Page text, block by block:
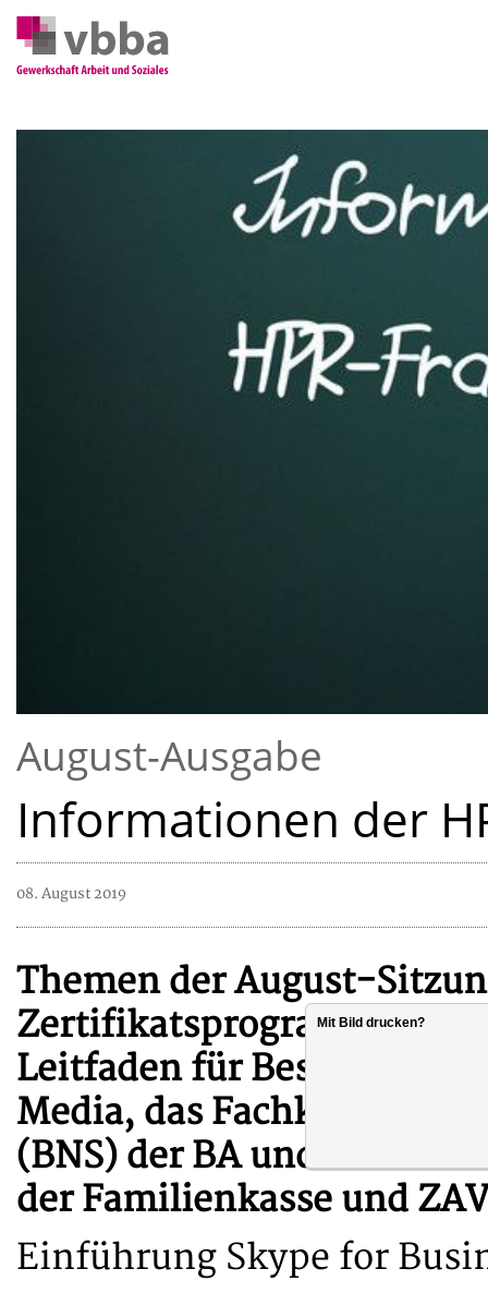
August-Ausgabe
Informationen der
08. August 2019
Themen der August-
Zertifikatsprogramms
Leitfaden für Beschäftigte
Media, das Fachkonzept
(BNS) der BA und die
der Familienkasse und
Einführung Skype for
Mit Bild drucken?